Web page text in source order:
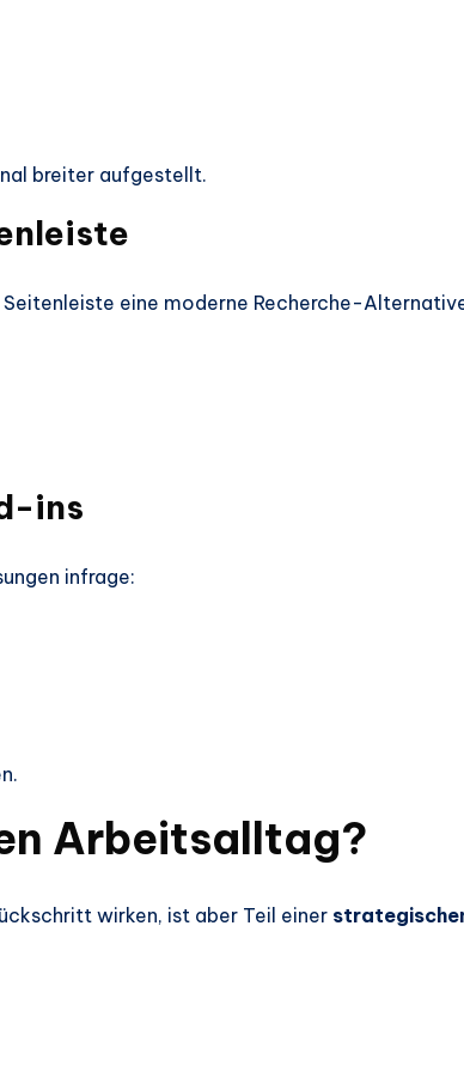
breiter aufgestellt.
Seitenleiste eine moderne Recherche-
ins
infrage:
Arbeitsalltag?
wirken, ist aber Teil einer